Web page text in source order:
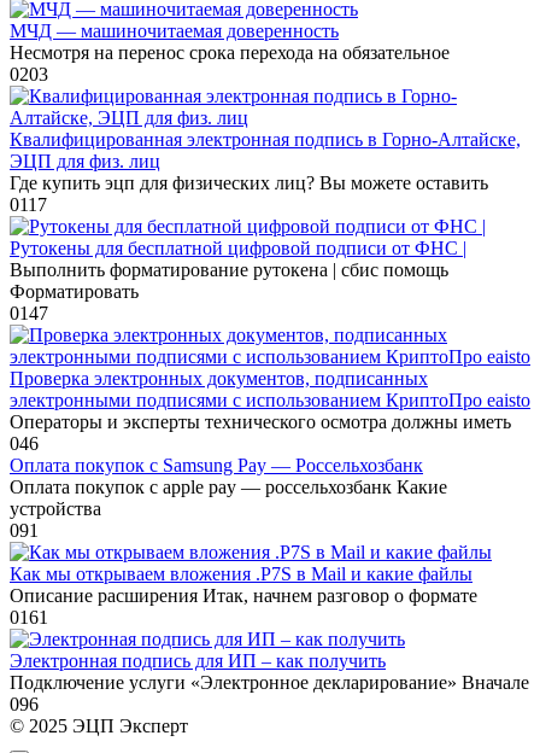
МЧД — машиночитаемая доверенность
Несмотря на перенос срока перехода на обязательное
0203
Квалифицированная электронная подпись в Горно-Алтайске,
ЭЦП для физ. лиц
Где купить эцп для физических лиц? Вы можете оставить
0117
Рутокены для бесплатной цифровой подписи от ФНС |
Выполнить форматирование рутокена | сбис помощь
Форматировать
0147
Проверка электронных документов, подписанных
электронными подписями с использованием КриптоПро eaisto
Операторы и эксперты технического осмотра должны иметь
046
Оплата покупок с Samsung Pay — Россельхозбанк
Оплата покупок с apple pay — россельхозбанк Какие
устройства
091
Как мы открываем вложения .P7S в Mail и какие файлы
Описание расширения Итак, начнем разговор о формате
0161
Электронная подпись для ИП – как получить
Подключение услуги «Электронное декларирование» Вначале
096
© 2025 ЭЦП Эксперт